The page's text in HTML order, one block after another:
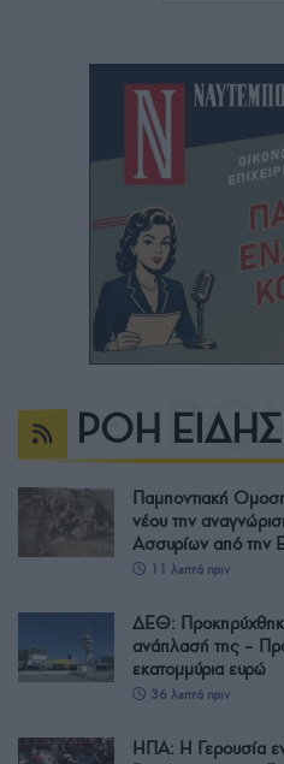
ΡΟΗ
Παμποντιακή
νέου την
Ασσυρίων από την
11 λεπτά πριν
ΔΕΘ:
ανάπλασή της –
εκατομμύρια ευρώ
36 λεπτά πριν
ΗΠΑ: Η Γερουσία